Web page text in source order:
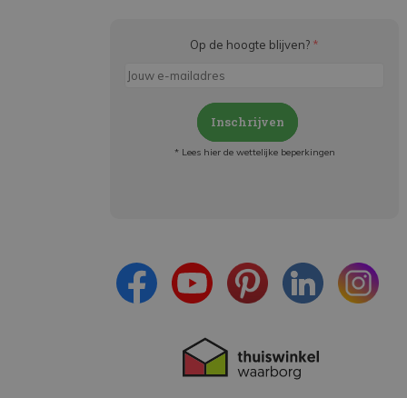
Op de hoogte blijven? *
Inschrijven
* Lees hier de wettelijke beperkingen